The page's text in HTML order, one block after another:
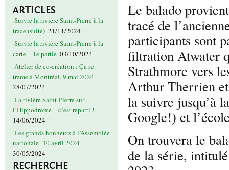
ARTICLES
Suivre la rivière Saint-Pierre à la
trace (suite) 21/11/2024
Suivre la rivière Saint-Pierre à la
carte – 1e partie 03/10/2024
Atelier de co-création : Ça se
trame à Montréal, 9 mai 2024
28/07/2024
La rivière Saint-Pierre sur
l’Hippodrome – c’est reparti !
14/06/2024
Les grands honneurs à l’Assemblée
nationale- 30 avril 2024
30/05/2024
RECHERCHE
Le balado
tracé de
participants sont
filtration Atwater
Strathmore vers
Arthur Therrien
la suivre jusqu’à
Google!) et
On trouvera le
de la série,